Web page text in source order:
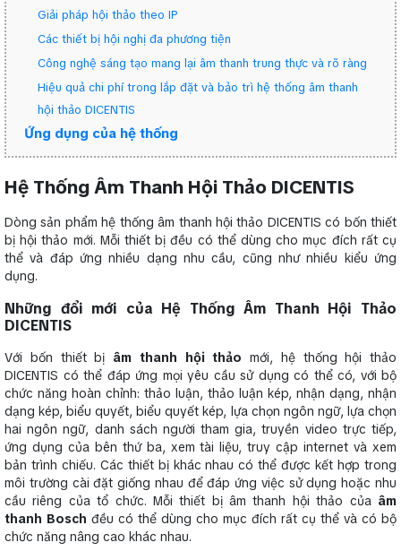
Giải pháp hội thảo theo IP
Các thiết bị hội nghị đa phương tiện
Công nghệ sáng tạo mang lại âm thanh trung thực và rõ ràng
Hiệu quả chi phí trong lắp đặt và bảo trì hệ thống âm thanh
hội thảo DICENTIS
Ứng dụng của hệ thống
Hệ Thống Âm Thanh Hội Thảo DICENTIS
Dòng sản phẩm hệ thống âm thanh hội thảo DICENTIS có bốn thiết
bị hội thảo mới. Mỗi thiết bị đều có thể dùng cho mục đích rất cụ
thể và đáp ứng nhiều dạng nhu cầu, cũng như nhiều kiểu ứng
dụng.
Những đổi mới của Hệ Thống Âm Thanh Hội Thảo
DICENTIS
Với bốn thiết bị âm thanh hội thảo mới, hệ thống hội thảo
DICENTIS có thể đáp ứng mọi yêu cầu sử dụng có thể có, với bộ
chức năng hoàn chỉnh: thảo luận, thảo luận kép, nhận dạng, nhận
dạng kép, biểu quyết, biểu quyết kép, lựa chọn ngôn ngữ, lựa chọn
hai ngôn ngữ, danh sách người tham gia, truyền video trực tiếp,
ứng dụng của bên thứ ba, xem tài liệu, truy cập internet và xem
bản trình chiếu. Các thiết bị khác nhau có thể được kết hợp trong
môi trường cài đặt giống nhau để đáp ứng việc sử dụng hoặc nhu
cầu riêng của tổ chức. Mỗi thiết bị âm thanh hội thảo của âm
thanh Bosch đều có thể dùng cho mục đích rất cụ thể và có bộ
chức năng nâng cao khác nhau.